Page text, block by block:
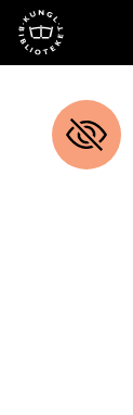
Till startsidan